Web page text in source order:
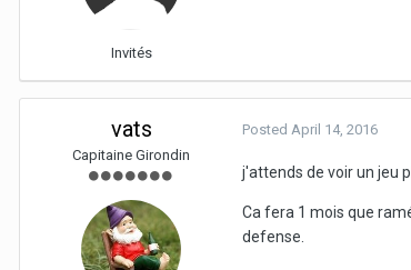
Invités
vats
Capitaine Girondin
Posted April 14, 2016
j'attends de voir un jeu
Ca fera 1 mois que
defense.